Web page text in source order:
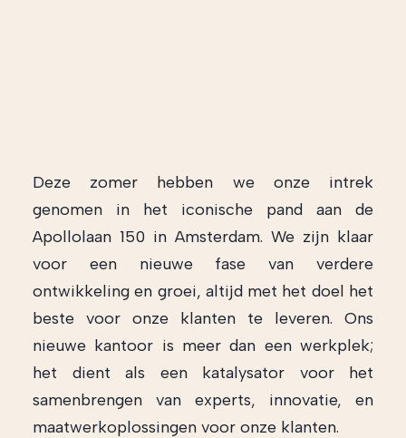
Deze zomer hebben we onze intrek
genomen in het iconische pand aan de
Apollolaan 150 in Amsterdam. We zijn klaar
voor een nieuwe fase van verdere
ontwikkeling en groei, altijd met het doel het
beste voor onze klanten te leveren. Ons
nieuwe kantoor is meer dan een werkplek;
het dient als een katalysator voor het
samenbrengen van experts, innovatie, en
maatwerkoplossingen voor onze klanten.